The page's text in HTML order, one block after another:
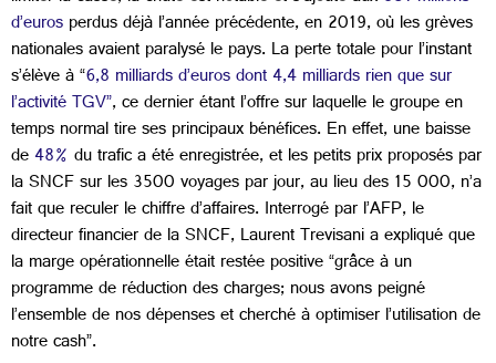
d’eurosperdus déjà l’année précédente, en 2019, où les grèves
nationales avaient paralysé le pays. La perte totale pour l’instant
s’élève à “6,8 milliards d’euros dont 4,4 milliards rien que sur
l’activité TGV”, ce dernier étant l’offre sur laquelle le groupe en
temps normal tire ses principaux bénéfices. En effet, une baisse
de48% du trafic a été enregistrée, et les petits prix proposés par
la SNCF sur les 3500 voyages par jour, au lieu des 15 000, n’a
fait que reculer le chiffre d’affaires. Interrogé par l’AFP, le
directeur financier de la SNCF, Laurent Trevisani a expliqué que
la marge opérationnelle était restée positive “grâce à un
programme de réduction des charges; nous avons peigné
l’ensemble de nos dépenses et cherché à optimiser l’utilisation de
notre cash”.